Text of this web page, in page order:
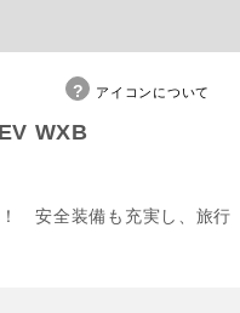
アイコンについて
WXB
安全装備も充実し、旅行